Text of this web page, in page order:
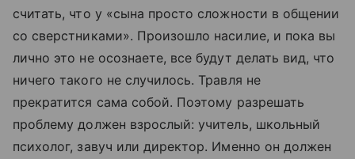
считать, что у «сына просто сложности в общении
со сверстниками». Произошло насилие, и пока вы
лично это не осознаете, все будут делать вид, что
ничего такого не случилось. Травля не
прекратится сама собой. Поэтому разрешать
проблему должен взрослый: учитель, школьный
психолог, завуч или директор. Именно он должен